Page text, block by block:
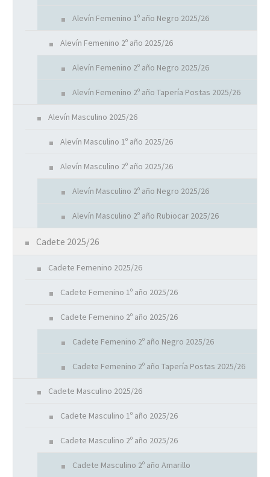
Alevín Femenino 1º año Negro 2025/26
Alevín Femenino 2º año 2025/26
Alevín Femenino 2º año Negro 2025/26
Alevín Femenino 2º año Tapería Postas 2025/26
Alevín Masculino 2025/26
Alevín Masculino 1º año 2025/26
Alevín Masculino 2º año 2025/26
Alevín Masculino 2º año Negro 2025/26
Alevín Masculino 2º año Rubiocar 2025/26
Cadete 2025/26
Cadete Femenino 2025/26
Cadete Femenino 1º año 2025/26
Cadete Femenino 2º año 2025/26
Cadete Femenino 2º año Negro 2025/26
Cadete Femenino 2º año Tapería Postas 2025/26
Cadete Masculino 2025/26
Cadete Masculino 1º año 2025/26
Cadete Masculino 2º año 2025/26
Cadete Masculino 2º año Amarillo